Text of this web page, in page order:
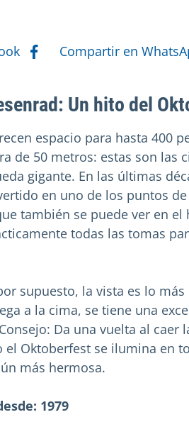
Compartir en
Un hito del
espacio para hasta 400
de 50 metros: estas son las
gigante. En las últimas
en uno de los puntos
también se puede ver en el
todas las tomas
supuesto, la vista es lo más
a la cima, se tiene una
Da una vuelta al caer
el Oktoberfest se ilumina en
más hermosa.
1979